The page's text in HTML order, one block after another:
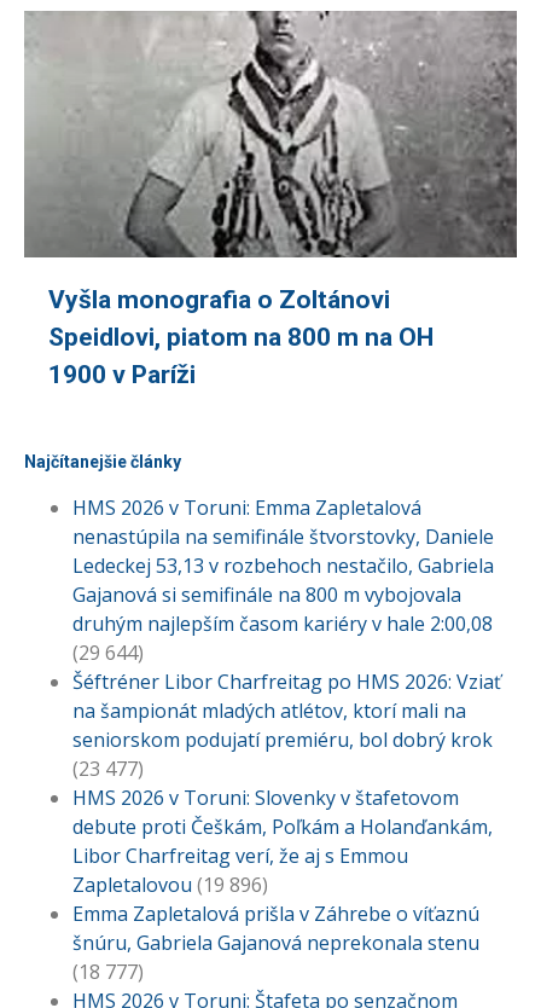
Vyšla monografia o Zoltánovi
Speidlovi, piatom na 800 m na OH
1900 v Paríži
Najčítanejšie články
HMS 2026 v Toruni: Emma Zapletalová
nenastúpila na semifinále štvorstovky, Daniele
Ledeckej 53,13 v rozbehoch nestačilo, Gabriela
Gajanová si semifinále na 800 m vybojovala
druhým najlepším časom kariéry v hale 2:00,08
(29 644)
Šéftréner Libor Charfreitag po HMS 2026: Vziať
na šampionát mladých atlétov, ktorí mali na
seniorskom podujatí premiéru, bol dobrý krok
(23 477)
HMS 2026 v Toruni: Slovenky v štafetovom
debute proti Češkám, Poľkám a Holanďankám,
Libor Charfreitag verí, že aj s Emmou
Zapletalovou (19 896)
Emma Zapletalová prišla v Záhrebe o víťaznú
šnúru, Gabriela Gajanová neprekonala stenu
(18 777)
HMS 2026 v Toruni: Štafeta po senzačnom